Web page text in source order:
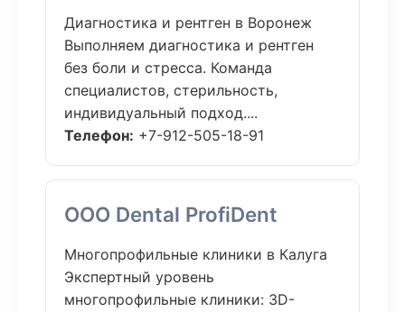
Диагностика и рентген в Воронеж
Выполняем диагностика и рентген
без боли и стресса. Команда
специалистов, стерильность,
индивидуальный подход....
Телефон: +7-912-505-18-91
ООО Dental ProfiDent
Многопрофильные клиники в Калуга
Экспертный уровень
многопрофильные клиники: 3D-